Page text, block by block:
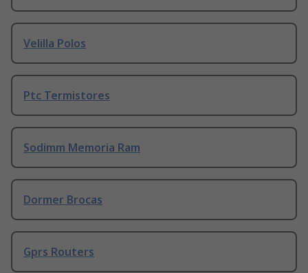
Velilla Polos
Ptc Termistores
Sodimm Memoria Ram
Dormer Brocas
Gprs Routers